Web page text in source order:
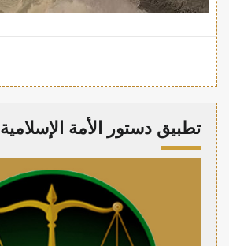
تطبيق دستور الأمة الإسلامية